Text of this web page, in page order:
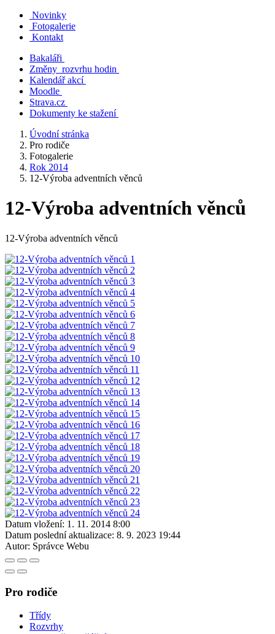
Novinky
Fotogalerie
Kontakt
Bakaláři
Změny rozvrhu hodin
Kalendář akcí
Moodle
Strava.cz
Dokumenty ke stažení
Úvodní stránka
Pro rodiče
Fotogalerie
Rok 2014
12-Výroba adventních věnců
12-Výroba adventních věnců
12-Výroba adventních věnců
Datum vložení: 1. 11. 2014 8:00
Datum poslední aktualizace: 8. 9. 2023 19:44
Autor: Správce Webu
Pro rodiče
Třídy
Rozvrhy